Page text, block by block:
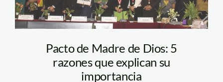
Pacto de Madre de Dios: 5
razones que explican su
importancia